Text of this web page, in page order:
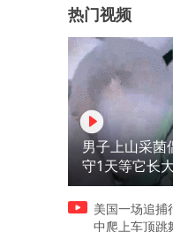
热门视频
男子上山采菌
守1天等它长
美国一场追捕
中爬上车顶跳